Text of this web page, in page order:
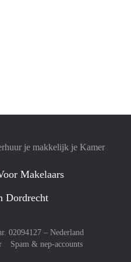
je makkelijk je Kamer
Makelaars
Dordrecht
02094127 – Nederland
Spam & nep-accounts